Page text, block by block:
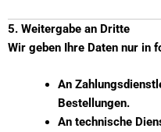
5. Weitergabe an Dritte
Wir geben Ihre Daten nur in
An
Bestellungen.
An technische